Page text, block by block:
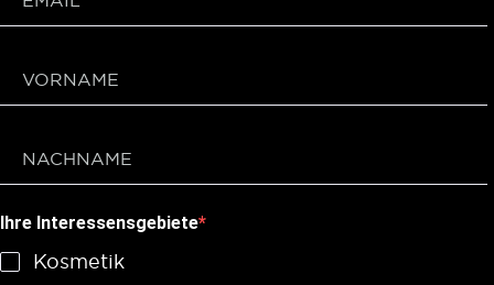
Ihre Interessensgebiete
Kosmetik